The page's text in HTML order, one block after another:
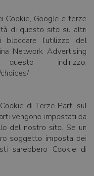
Cookie, Google e terze
di questo sito su altri
l’utilizzo del
Network Advertising
indirizzo:
di Terze Parti sul
vengono impostati da
del nostro sito. Se un
soggetto imposta dei
sarebbero Cookie di